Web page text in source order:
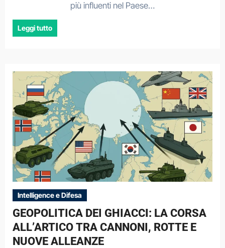
più influenti nel Paese…
Leggi tutto
Intelligence e Difesa
GEOPOLITICA DEI GHIACCI: LA CORSA
ALL’ARTICO TRA CANNONI, ROTTE E
NUOVE ALLEANZE